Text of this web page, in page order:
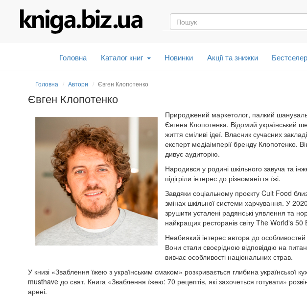
Головна Каталог книг Новинки Акції та знижки
Головна Автори Євген Клопотенко
Євген Клопотенко
Природжений маркетолог, палкий
Євгена Клопотенка. Відомий український
життя сміливі ідеї. Власник сучасних
експерт медіаімперії бренду Клопотенко.
дивує аудиторію.
Народився у родині шкільного завуча та
підігріли інтерес до різноманіття їжі.
Завдяки соціальному проєкту Cult Food
змінах шкільної системи харчування. У
зрушити усталені радянські уявлення та
найкращих ресторанів світу The World's
Неабиякий інтерес автора до особливостей
Вони стали своєрідною відповіддю на
вивчає особливості національних страв.
У книзі «Зваблення їжею з українським смаком» розкривається глибина української
musthave до свят. Книга «Зваблення їжею: 70 рецептів, які захочеться готувати»
арені.